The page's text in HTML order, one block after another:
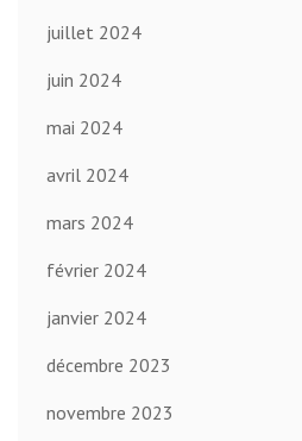
juillet 2024
juin 2024
mai 2024
avril 2024
mars 2024
février 2024
janvier 2024
décembre 2023
novembre 2023